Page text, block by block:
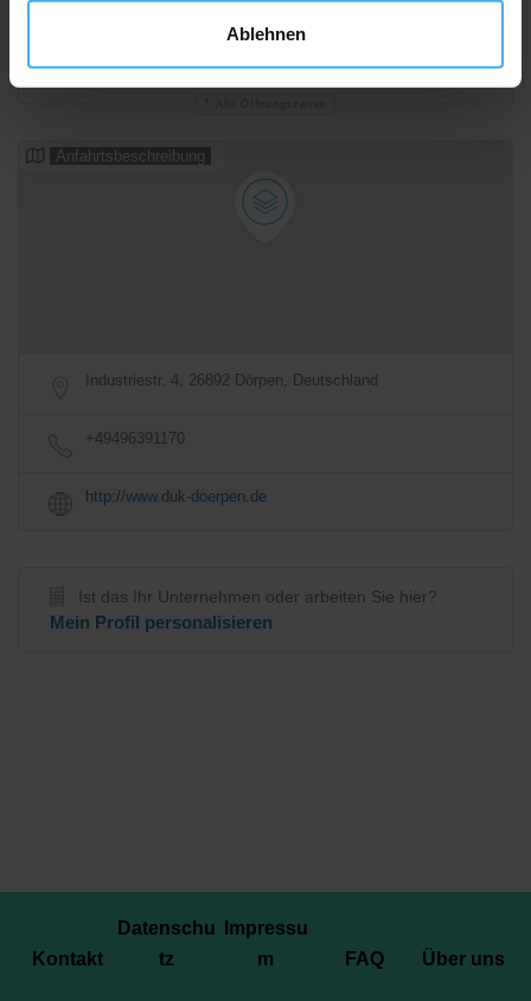
Ablehnen
Geschlossen 05:45 - 21:00
Anfahrtsbeschreibung
Industriestr. 4, 26892 Dörpen, Deutschland
+49496391170
http://www.duk-doerpen.de
Ist das Ihr Unternehmen oder arbeiten Sie hier?
Mein Profil personalisieren
Kontakt
Datenschu
tz
Impressu
m
FAQ Über uns